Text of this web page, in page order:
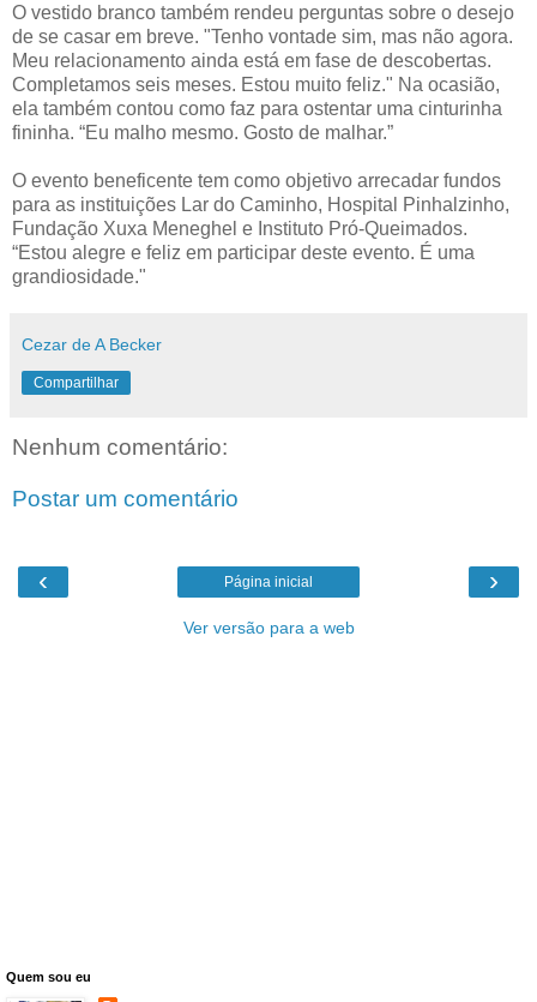
O vestido branco também rendeu perguntas sobre o desejo
de se casar em breve. "Tenho vontade sim, mas não agora.
Meu relacionamento ainda está em fase de descobertas.
Completamos seis meses. Estou muito feliz." Na ocasião,
ela também contou como faz para ostentar uma cinturinha
fininha. “Eu malho mesmo. Gosto de malhar.”
O evento beneficente tem como objetivo arrecadar fundos
para as instituições Lar do Caminho, Hospital Pinhalzinho,
Fundação Xuxa Meneghel e Instituto Pró-Queimados.
“Estou alegre e feliz em participar deste evento. É uma
grandiosidade."
Cezar de A Becker
Compartilhar
Nenhum comentário:
Postar um comentário
‹ ›
Página inicial
Ver versão para a web
Quem sou eu